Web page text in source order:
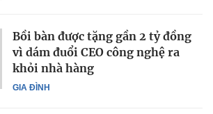
GIA ĐÌNH
Bồi bàn được tặng gần 2 tỷ đồng
vì dám đuổi CEO công nghệ ra
khỏi nhà hàng